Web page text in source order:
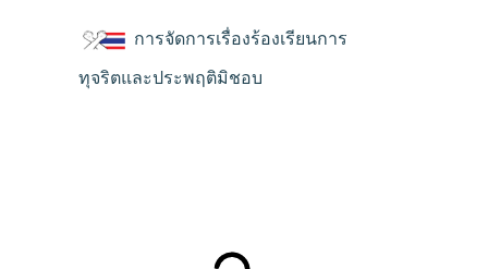
การจัดการเรื่องร้องเรียนการ
ทุจริตและประพฤติมิชอบ